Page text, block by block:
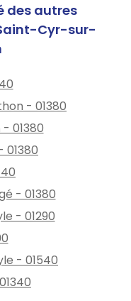
des autres
Cyr-sur-
- 01380
01380
- 01380
- 01290
- 01540